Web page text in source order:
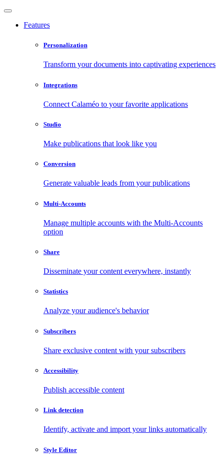
Features
Personalization
Transform your documents into captivating experiences
Integrations
Connect Calaméo to your favorite applications
Studio
Make publications that look like you
Conversion
Generate valuable leads from your publications
Multi-Accounts
Manage multiple accounts with the Multi-Accounts
option
Share
Disseminate your content everywhere, instantly
Statistics
Analyze your audience's behavior
Subscribers
Share exclusive content with your subscribers
Accessibility
Publish accessible content
Link detection
Identify, activate and import your links automatically
Style Editor